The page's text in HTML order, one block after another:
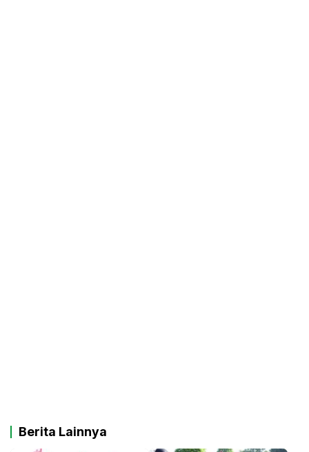
Berita Lainnya